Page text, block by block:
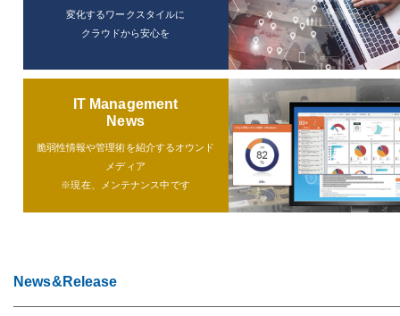
変化するワークスタイルに
クラウドから安心を
IT Management
News
脆弱性情報や管理術を紹介するオウンド
メディア
※現在、メンテナンス中です
News&Release